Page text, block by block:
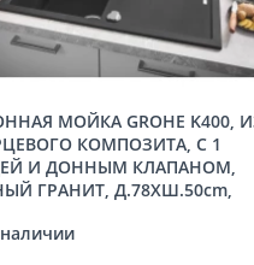
КОМПОЗИТА, С 1
И ДОННЫМ КЛАПАНОМ,
ГРАНИТ, Д.78XШ.50cm,